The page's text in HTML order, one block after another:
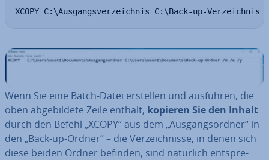
XCOPY C:\Ausgangsverzeichnis C:\Back-up-
Wenn Sie eine Batch-Datei erstellen und ausführen, die
oben ab­ge­bil­de­te Zeile enthält, kopieren Sie den Inhalt
durch den Befehl „XCOPY“ aus dem „Aus­gangs­ord­ner“ in
den „Back-up-Ordner“ – die Ver­zeich­nis­se, in denen sich
diese beiden Ordner befinden, sind natürlich ent­spre­